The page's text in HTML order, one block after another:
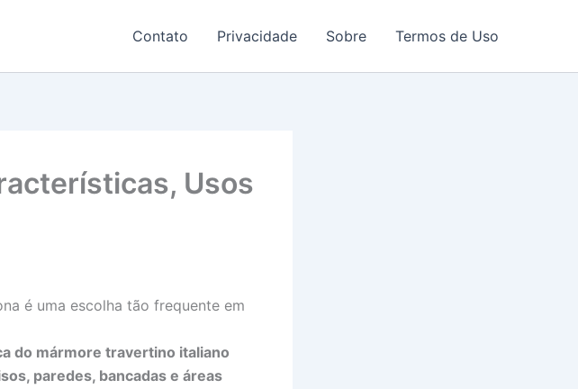
Contato Privacidade Sobre Termos de Uso
Usos
é uma escolha tão frequente em
do mármore travertino italiano
paredes, bancadas e áreas